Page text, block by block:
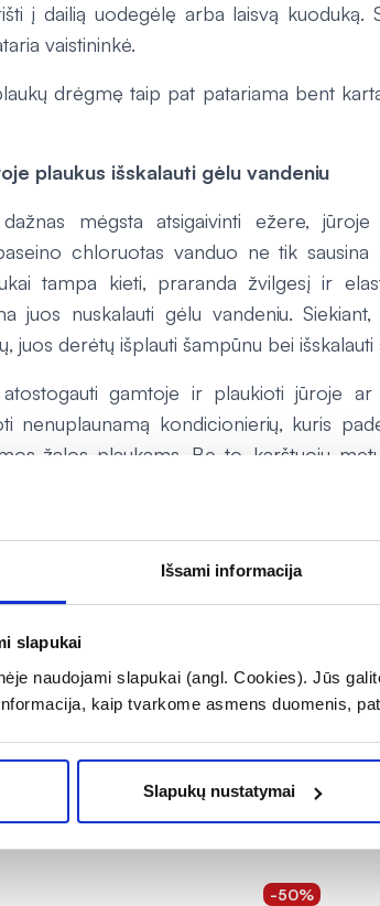
Išsami informacija
slapukai
naudojami slapukai (angl. Cookies). Jūs
kaip tvarkome asmens duomenis,
Slapukų nustatymai
į dailią uodegėlę arba laisvą kuoduką.
vaistininkė.
drėgmę taip pat patariama bent
plaukus išskalauti gėlu vandeniu
mėgsta atsigaivinti ežere,
chloruotas vanduo ne tik
tampa kieti, praranda žvilgesį ir
juos nuskalauti gėlu vandeniu.
juos derėtų išplauti šampūnu bei
gamtoje ir plaukioti jūroje ar
nenuplaunamą kondicionierių, kuris
žalos plaukams. Be to, karštuoju
ir kuo dažniau leisti plaukams išdžiūti
-50%